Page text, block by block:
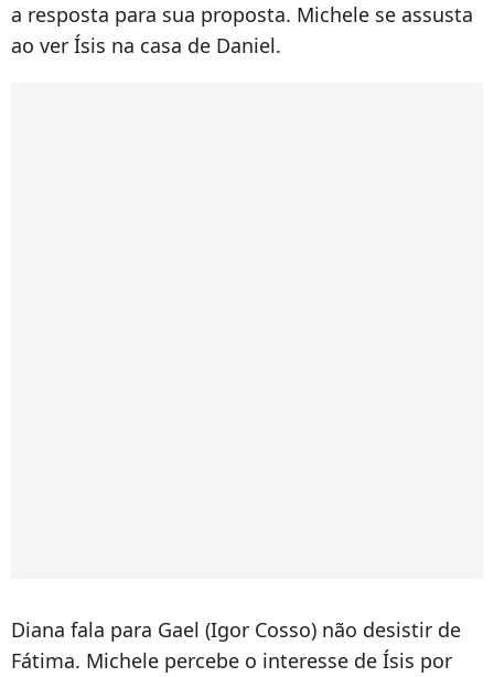
a resposta para sua proposta. Michele se assusta
ao ver Ísis na casa de Daniel.
Diana fala para Gael (Igor Cosso) não desistir de
Fátima. Michele percebe o interesse de Ísis por